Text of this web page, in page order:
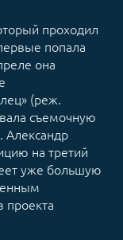
проходил
попала
она
(реж.
съемочную
Александр
на третий
уже большую
проекта